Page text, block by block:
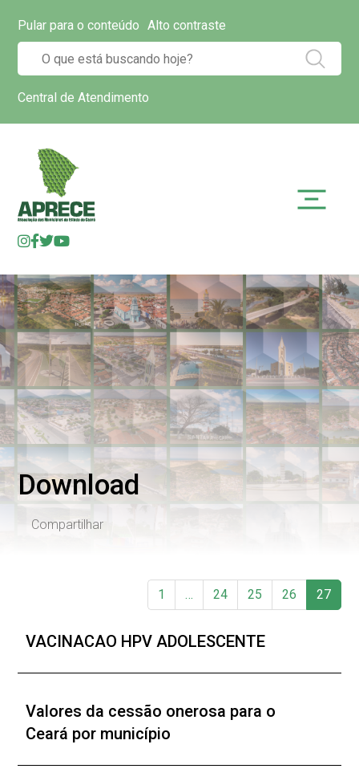
Pular para o conteúdo Alto contraste
Central de Atendimento
Download
Compartilhar
1 … 24 25 26 27
VACINACAO HPV ADOLESCENTE
Valores da cessão onerosa para o
Ceará por município